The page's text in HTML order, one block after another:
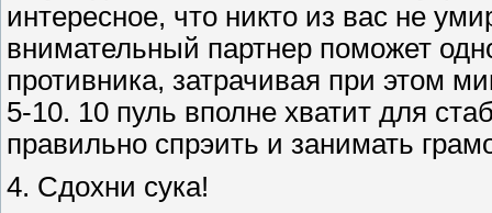
интересное, что никто из вас не
внимательный партнер поможет
противника, затрачивая при этом
5-10. 10 пуль вполне хватит для
правильно спрэить и занимать
4. Сдохни сука!